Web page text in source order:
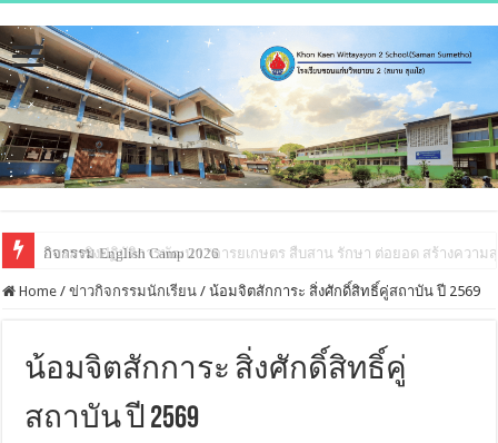
กิจกรรม English Camp 2026
Home / ข่าวกิจกรรมนักเรียน / น้อมจิตสักการะ สิ่งศักดิ์สิทธิ์คู่สถาบัน ปี 2569
น้อมจิตสักการะ สิ่งศักดิ์สิทธิ์คู่
สถาบัน ปี 2569